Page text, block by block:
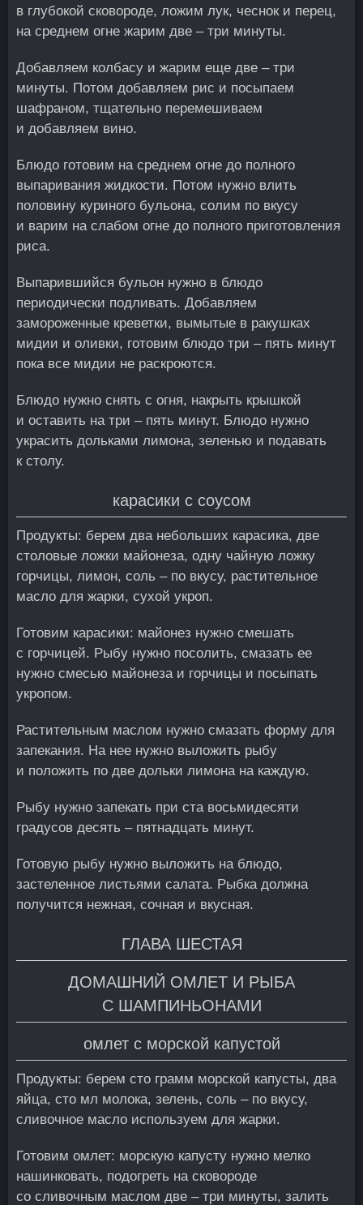
в глубокой сковороде, ложим лук, чеснок и перец,
на среднем огне жарим две – три минуты.
Добавляем колбасу и жарим еще две – три
минуты. Потом добавляем рис и посыпаем
шафраном, тщательно перемешиваем
и добавляем вино.
Блюдо готовим на среднем огне до полного
выпаривания жидкости. Потом нужно влить
половину куриного бульона, солим по вкусу
и варим на слабом огне до полного приготовления
риса.
Выпарившийся бульон нужно в блюдо
периодически подливать. Добавляем
замороженные креветки, вымытые в ракушках
мидии и оливки, готовим блюдо три – пять минут
пока все мидии не раскроются.
Блюдо нужно снять с огня, накрыть крышкой
и оставить на три – пять минут. Блюдо нужно
украсить дольками лимона, зеленью и подавать
к столу.
карасики с соусом
Продукты: берем два небольших карасика, две
столовые ложки майонеза, одну чайную ложку
горчицы, лимон, соль – по вкусу, растительное
масло для жарки, сухой укроп.
Готовим карасики: майонез нужно смешать
с горчицей. Рыбу нужно посолить, смазать ее
нужно смесью майонеза и горчицы и посыпать
укропом.
Растительным маслом нужно смазать форму для
запекания. На нее нужно выложить рыбу
и положить по две дольки лимона на каждую.
Рыбу нужно запекать при ста восьмидесяти
градусов десять – пятнадцать минут.
Готовую рыбу нужно выложить на блюдо,
застеленное листьями салата. Рыбка должна
получится нежная, сочная и вкусная.
ГЛАВА ШЕСТАЯ
ДОМАШНИЙ ОМЛЕТ И РЫБА
С ШАМПИНЬОНАМИ
омлет с морской капустой
Продукты: берем сто грамм морской капусты, два
яйца, сто мл молока, зелень, соль – по вкусу,
сливочное масло используем для жарки.
Готовим омлет: морскую капусту нужно мелко
нашинковать, подогреть на сковороде
со сливочным маслом две – три минуты, залить